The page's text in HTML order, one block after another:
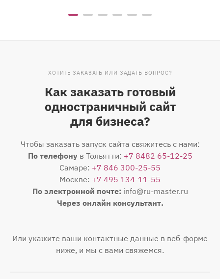
ХОТИТЕ ЗАКАЗАТЬ ИЛИ ЗАДАТЬ ВОПРОС?
Как заказать готовый
одностраничный сайт
для бизнеса?
Чтобы заказать запуск сайта свяжитесь с нами:
По телефонув Тольятти: +7 8482 65-12-25
Самаре: +7 846 300-25-55
Москве: +7 495 134-11-55
По электронной почте: info@ru-master.ru
Через онлайн консультант.
Или укажите ваши контактные данные в веб-форме
ниже, и мы с вами свяжемся.